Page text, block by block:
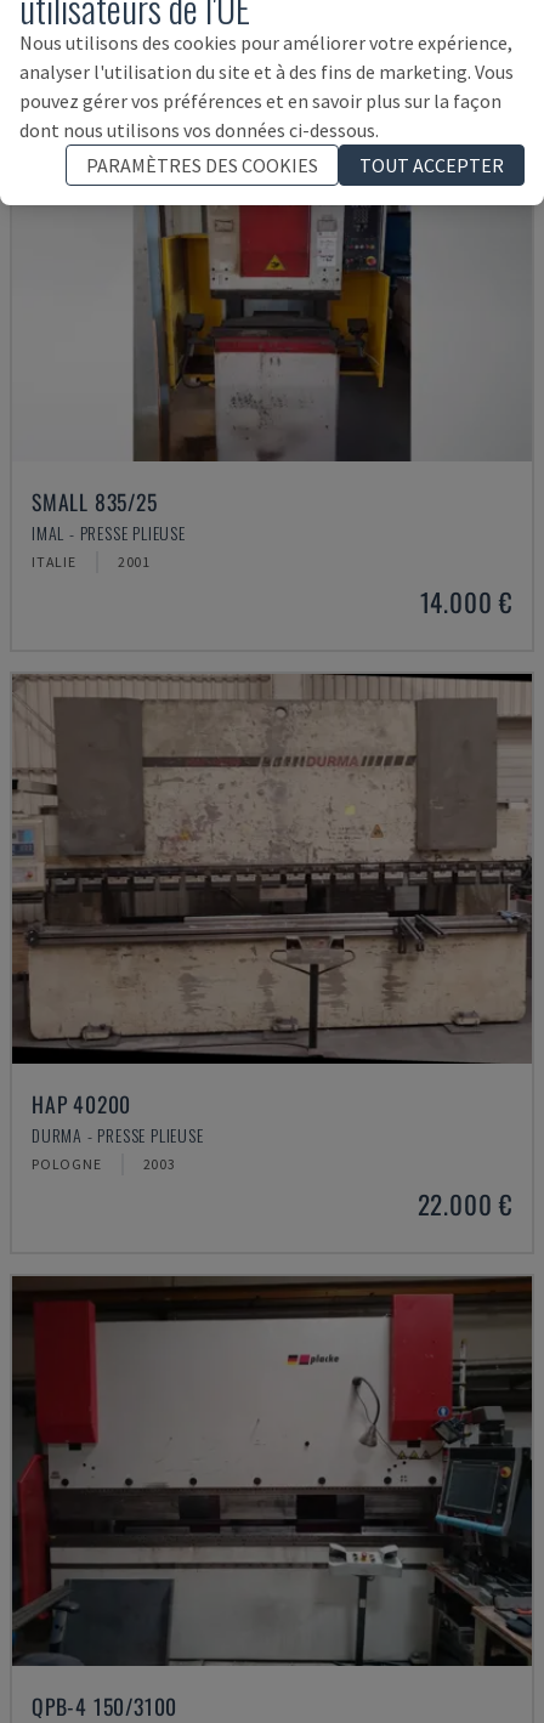
SMALL 835/25
IMAL - PRESSE PLIEUSE
ITALIE 2001
14.000 €
HAP 40200
DURMA - PRESSE PLIEUSE
POLOGNE 2003
22.000 €
QPB-4 150/3100
Nous utilisons des cookies pour améliorer votre expérience,
analyser l'utilisation du site et à des fins de marketing. Vous
pouvez gérer vos préférences et en savoir plus sur la façon
dont nous utilisons vos données ci-dessous.
PARAMÈTRES DES COOKIES
TOUT ACCEPTER